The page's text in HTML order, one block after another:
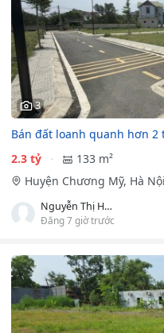
3
Bán đất loanh quanh hơn 2
2.3 tỷ
133 m²
Huyện Chương Mỹ, Hà Nội
Nguyễn Thị Hiền
Đăng 7 giờ trước